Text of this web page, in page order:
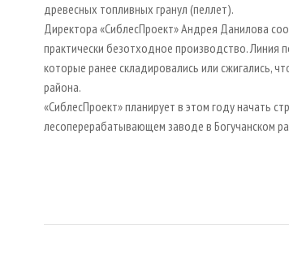
древесных топливных гранул (пеллет).
Директора «СиблесПроект» Андрея Данилова
практически безотходное производство. Линия
которые ранее складировались или сжигались,
района.
«СиблесПроект» планирует в этом году начать
лесоперерабатывающем заводе в Богучанском